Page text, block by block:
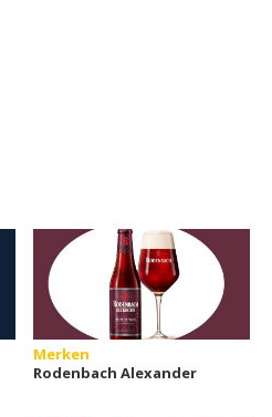
Merken
Rodenbach Alexander